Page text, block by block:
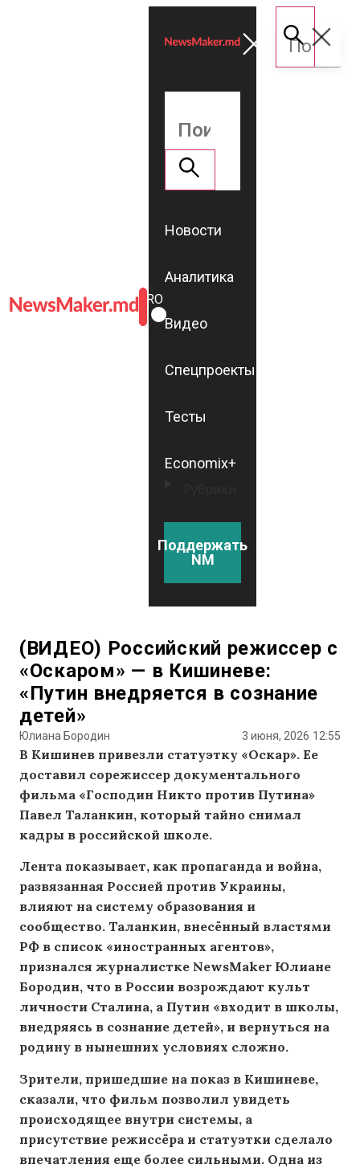
ROMÂNĂ
RU
Новости
Аналитика
Видео
Спецпроекты
Тесты
Economix+
Поддержать
NM
(ВИДЕО) Российский режиссер с
«Оскаром» — в Кишиневе:
«Путин внедряется в сознание
детей»
Юлиана Бородин 3 июня, 2026 12:55
В Кишинев привезли статуэтку «Оскар». Ее
доставил сорежиссер документального
фильма «Господин Никто против Путина»
Павел Таланкин, который тайно снимал
кадры в российской школе.
Лента показывает, как пропаганда и война,
развязанная Россией против Украины,
влияют на систему образования и
сообщество. Таланкин, внесённый властями
РФ в список «иностранных агентов»,
признался журналистке NewsMaker Юлиане
Бородин, что в России возрождают культ
личности Сталина, а Путин «входит в школы,
внедряясь в сознание детей», и вернуться на
родину в нынешних условиях сложно.
Зрители, пришедшие на показ в Кишиневе,
сказали, что фильм позволил увидеть
происходящее внутри системы, а
присутствие режиссёра и статуэтки сделало
впечатления еще более сильными. Одна из